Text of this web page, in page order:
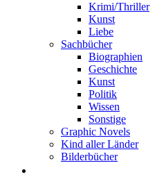
Krimi/Thriller
Kunst
Liebe
Sachbücher
Biographien
Geschichte
Kunst
Politik
Wissen
Sonstige
Graphic Novels
Kind aller Länder
Bilderbücher